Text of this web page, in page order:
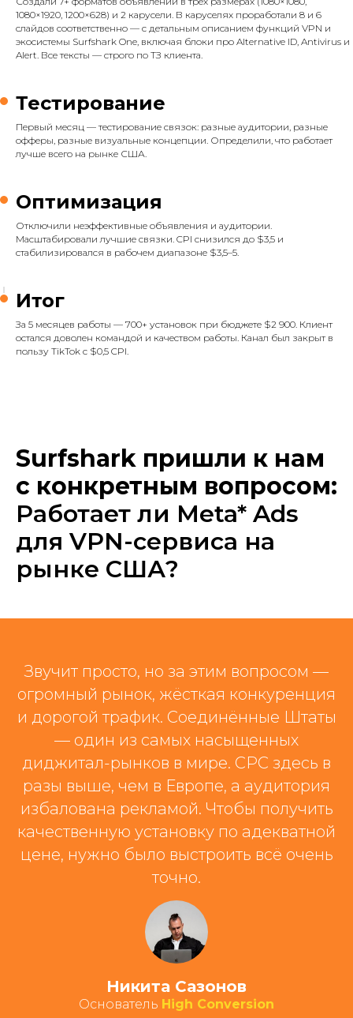
1080×1920, 1200×628) и 2 карусели. В каруселях проработали 8 и 6
слайдов соответственно — с детальным описанием функций VPN и
экосистемы Surfshark One, включая блоки про Alternative ID, Antivirus и
Alert. Все тексты — строго по ТЗ клиента.
Тестирование
Первый месяц — тестирование связок: разные аудитории, разные
офферы, разные визуальные концепции. Определили, что работает
лучше всего на рынке США.
Оптимизация
Отключили неэффективные объявления и аудитории.
Масштабировали лучшие связки. CPI снизился до $3,5 и
стабилизировался в рабочем диапазоне $3,5–5.
Итог
За 5 месяцев работы — 700+ установок при бюджете $2 900. Клиент
остался доволен командой и качеством работы. Канал был закрыт в
пользу TikTok с $0,5 CPI.
Surfshark пришли к нам
с конкретным вопросом:
Работает ли Meta* Ads
для VPN-сервиса на
рынке США?
Звучит просто, но за этим вопросом —
огромный рынок, жёсткая конкуренция
и дорогой трафик. Соединённые Штаты
— один из самых насыщенных
диджитал-рынков в мире. CPC здесь в
разы выше, чем в Европе, а аудитория
избалована рекламой. Чтобы получить
качественную установку по адекватной
цене, нужно было выстроить всё очень
точно.
Никита Сазонов
Основатель High Conversion